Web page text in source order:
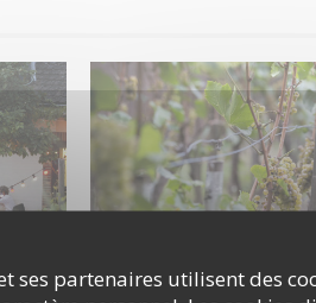
ses partenaires utilisent des